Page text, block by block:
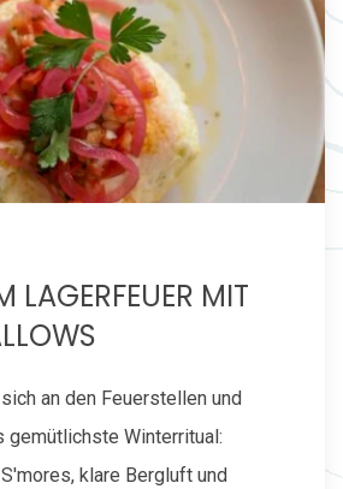
LAGERFEUER MIT
an den Feuerstellen und
gemütlichste Winterritual:
klare Bergluft und